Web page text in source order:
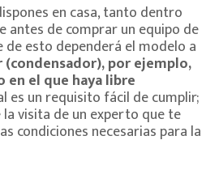
en casa, tanto dentro
de comprar un equipo de
de esto dependerá el modelo a
por ejemplo,
en el que haya libre
es un requisito fácil de cumplir;
visita de un experto que te
condiciones necesarias para la